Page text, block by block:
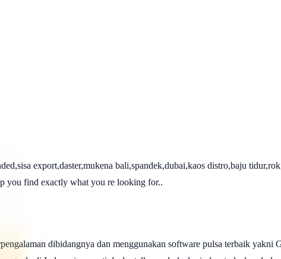
export,daster,mukena bali,spandek,dubai,kaos distro,baju
you find exactly what you re looking for..
dibidangnya dan menggunakan software pulsa terbaik yakni